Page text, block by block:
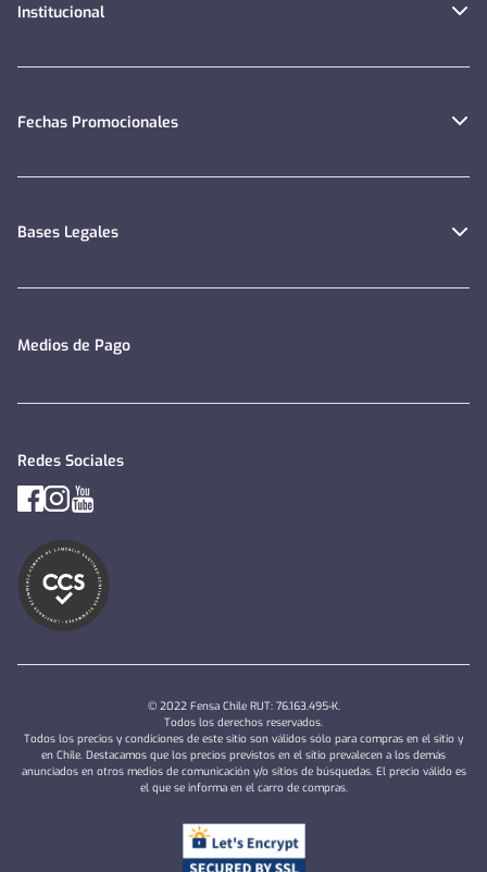
Institucional
Fechas Promocionales
Bases Legales
Medios de Pago
Redes Sociales
© 2022 Fensa Chile RUT: 76.163.495-K.
Todos los derechos reservados.
Todos los precios y condiciones de este sitio son válidos sólo para compras en el sitio y
en Chile. Destacamos que los precios previstos en el sitio prevalecen a los demás
anunciados en otros medios de comunicación y/o sitios de búsquedas. El precio válido es
el que se informa en el carro de compras.